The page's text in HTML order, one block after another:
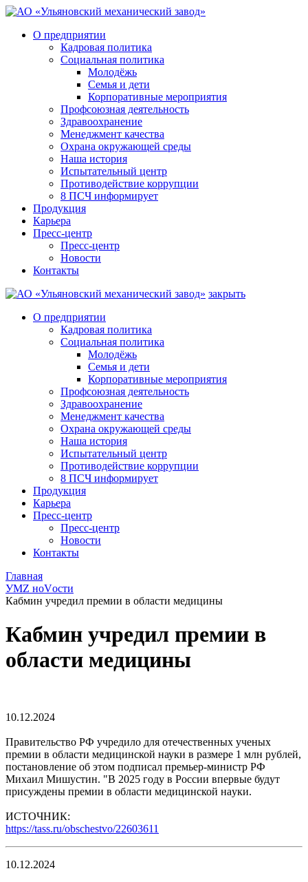
О предприятии
Кадровая политика
Социальная политика
Молодёжь
Семья и дети
Корпоративные мероприятия
Профсоюзная деятельность
Здравоохранение
Менеджмент качества
Охрана окружающей среды
Наша история
Испытательный центр
Противодействие коррупции
8 ПСЧ информирует
Продукция
Карьера
Пресс-центр
Пресс-центр
Новости
Контакты
закрыть
О предприятии
Кадровая политика
Социальная политика
Молодёжь
Семья и дети
Корпоративные мероприятия
Профсоюзная деятельность
Здравоохранение
Менеджмент качества
Охрана окружающей среды
Наша история
Испытательный центр
Противодействие коррупции
8 ПСЧ информирует
Продукция
Карьера
Пресс-центр
Пресс-центр
Новости
Контакты
Главная
УМZ ноVости
Кабмин учредил премии в области медицины
Кабмин учредил премии в
области медицины
10.12.2024
Правительство РФ учредило для отечественных ученых
премии в области медицинской науки в размере 1 млн рублей,
постановление об этом подписал премьер-министр РФ
Михаил Мишустин. "В 2025 году в России впервые будут
присуждeны прeмии в облaсти мeдицинской нaуки.
ИСТОЧНИК:
https://tass.ru/obschestvo/22603611
10.12.2024